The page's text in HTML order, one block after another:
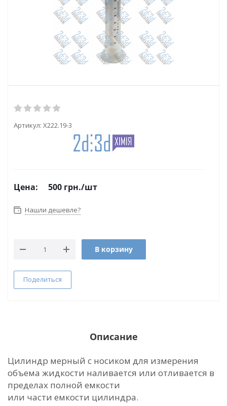
Артикул: Х222.19-3
Цена: 500 грн./шт
Нашли дешевле?
В корзину
Поделиться
Описание
Цилиндр мерный с носиком для измерения
объема жидкости наливается или отливается в
пределах полной емкости
или части емкости цилиндра.